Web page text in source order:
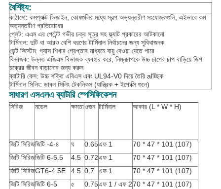
বৈশিষ্ট্য:
কাঠামো: কমপ্যাক্ট ডিজাইন, কোষগুলির মধ্যে স্বল্প অভ্যন্তরীণ সংযোজকগুলি, এইভাবে কম
অভ্যন্তরীণ প্রতিরোধের
প্লেট: এএম এর পেটেন্ট গভীর চক্র সূত্র সহ ফ্ল্যাট প্রকারের আটকানো
টার্মিনাল: দুটি বা আরও বেশি ধরণের টার্মিনাল নির্বাচনের জন্য সুবিধাজনক
ভেন্ট সিস্টেম: গ্যাস শিখার গ্রেপ্তার মাধ্যমে বায়ু দেওয়া যেতে পারে
বিভাজক: উন্নত এজিএম বিভাজক ব্যবহার করে, নিম্নচাপকে উচ্চ চাপের চাপ বাড়িয়ে ডিপ
চক্রের জীবন বাড়ানোর জন্য করুন
ব্যাটারি কেস: উচ্চ শক্তি এবিএস এবং UL94-V0 দিয়ে তৈরি alচ্ছিক
টার্মিনাল সিলিং: ডাবল সিলিং টেকনিকস (যান্ত্রিক + ইপোক্সি গুলে)
সাধারণ এসএলএ ব্যাটারি স্পেসিফিকেশন
সিরিজ মডেল ক্ষমতাওজন টার্মিনাল আকার (L * W * H)
জিটি সিরিজজিটি -4-৪ ঘ 0.65এফ 1
70 * 47 * 101 (107)
জিটি সিরিজজিটি 6-6.5 4.5 0.72এফ 1
70 * 47 * 101 (107)
জিটি সিরিজGT6-4.5E 4.5 0.7 এফ 1
70 * 47 * 101 (107)
জিটি সিরিজজিটি 6-5 ৫ 0.75এফ 1 / এফ 270 * 47 * 101 (107)